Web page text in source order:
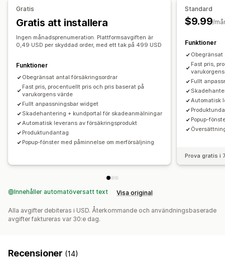
Anpassad widget
Anpassat varumärke
Anpassad merförsäljning
Reklamationshantering
Automatisk hantering
Portal för reklamationer
Begärandeformulär
Instrumentpanel för reklamationer
E-postaviseringar
Analysverktyg
Klickfrekvenser
Rekommendation om prestanda
Förslag för optimisering
Trattens prestanda
Gratis
Gratis att installera
Ingen månadsprenumeration. Plattformsavgiften är
0,49 USD per skyddad order, med ett tak på 499 USD
Funktioner
Obegränsat antal försäkringsordrar
Fast pris, procentuellt pris och pris baserat på
varukorgens värde
Fullt anpassningsbar widget
Skadehantering + kundportal för skadeanmälningar
Automatisk leverans av försäkringsprodukt
Produktundantag
Popup-fönster med påminnelse om merförsäljning
Standard
$9.99/
Funktioner
Fast pris,
Fullt
Automatisk
Popup-
Prova gratis i
Innehåller automatöversatt text Visa original
Alla avgifter debiteras i USD. Återkommande och användningsbaserade
avgifter faktureras var 30:e dag.
Recensioner (14)